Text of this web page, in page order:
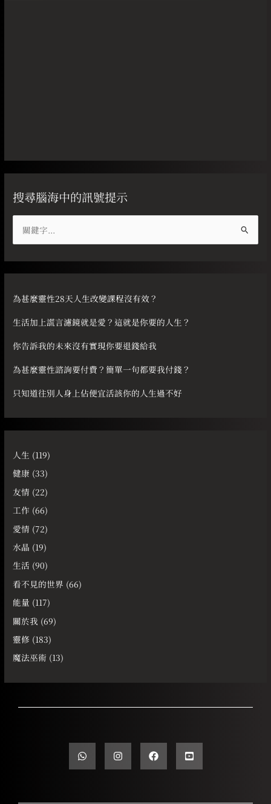
搜尋腦海中的訊號提示
尋
關
字
為甚麼靈性28天人生改變課程沒有效？
生活加上謊言濾鏡就是愛？這就是你要的人生？
你告訴我的未來沒有實現你要退錢給我
為甚麼靈性諮詢要付費？簡單一句都要我付錢？
只知道往別人身上佔便宜活該你的人生過不好
人生 (119)
健康 (33)
友情 (22)
工作 (66)
愛情 (72)
水晶 (19)
生活 (90)
看不見的世界 (66)
能量 (117)
關於我 (69)
靈修 (183)
魔法巫術 (13)